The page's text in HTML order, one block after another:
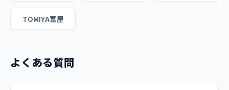
TOMIYA富屋
よくある質問